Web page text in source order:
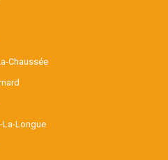
Chaussée
La-Longue